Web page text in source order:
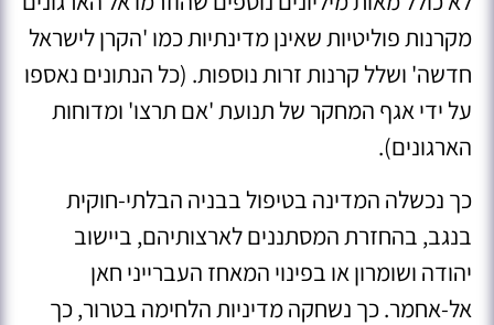
מקרנות פוליטיות שאינן מדינתיות כמו 'הקרן לישראל
חדשה' ושלל קרנות זרות נוספות. (כל הנתונים נאספו
על ידי אגף המחקר של תנועת 'אם תרצו' ומדוחות
הארגונים).
כך נכשלה המדינה בטיפול בבניה הבלתי-חוקית
בנגב, בהחזרת המסתננים לארצותיהם, ביישוב
יהודה ושומרון או בפינוי המאחז העברייני חאן
אל-אחמר. כך נשחקה מדיניות הלחימה בטרור, כך